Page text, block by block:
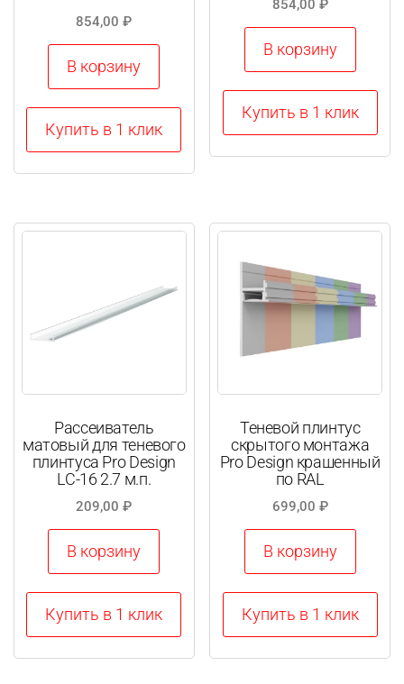
854,00₽
В корзину
Купить в 1 клик
854,00 ₽
В корзину
Купить в 1 клик
Рассеиватель
матовый для теневого
плинтуса Pro Design
LC-16 2.7 м.п.
209,00₽
В корзину
Купить в 1 клик
Теневой плинтус
скрытого монтажа
Pro Design крашенный
по RAL
699,00 ₽
В корзину
Купить в 1 клик